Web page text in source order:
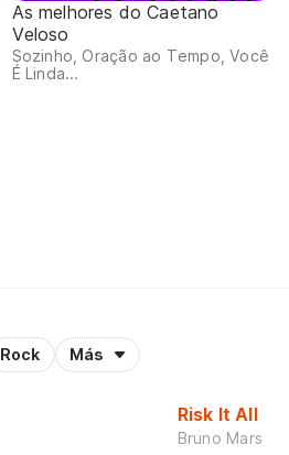
As melhores do Caetano
Veloso
Sozinho, Oração ao Tempo, Você
É Linda...
Rock Más
Risk It All
Bruno Mars